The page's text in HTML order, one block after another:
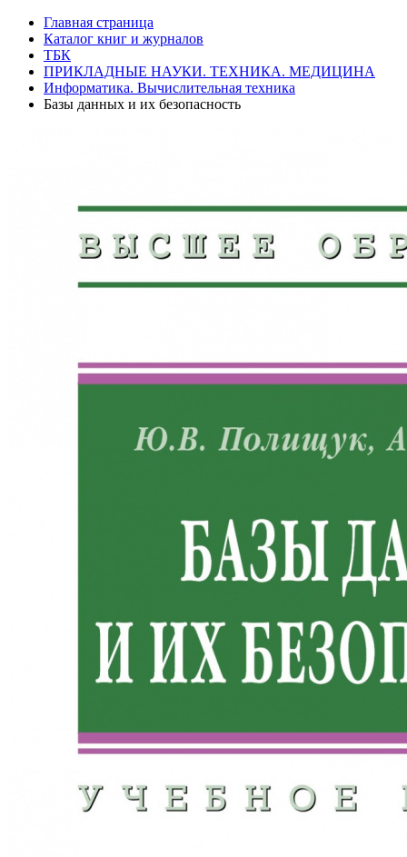
Главная страница
Каталог книг и журналов
ТБК
ПРИКЛАДНЫЕ НАУКИ. ТЕХНИКА. МЕДИЦИНА
Информатика. Вычислительная техника
Базы данных и их безопасность